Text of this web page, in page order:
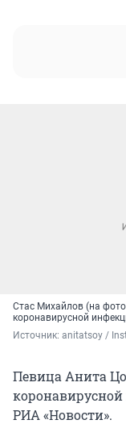
Стас Михайлов (на
коронавирусной
Источник: anitatsoy /
Певица Анита
РИА «Новости».